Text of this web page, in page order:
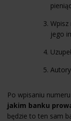
jego
Po wpisaniu
jakim banku
będzie to ten sam